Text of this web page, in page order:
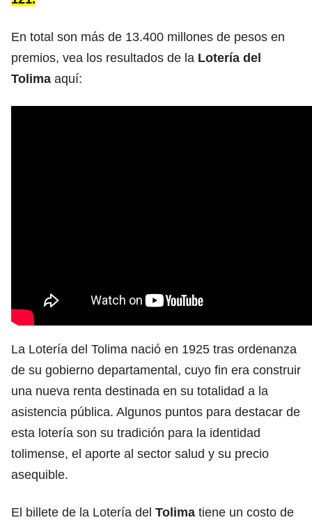
En total son más de 13.400 millones de pesos en
premios, vea los resultados de la Lotería del
Tolima aquí:
La Lotería del Tolima nació en 1925 tras ordenanza
de su gobierno departamental, cuyo fin era construir
una nueva renta destinada en su totalidad a la
asistencia pública. Algunos puntos para destacar de
esta lotería son su tradición para la identidad
tolimense, el aporte al sector salud y su precio
asequible.
El billete de la Lotería del Tolima tiene un costo de